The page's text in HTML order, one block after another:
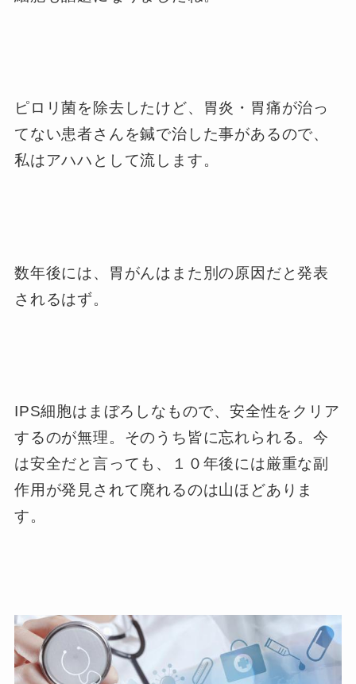
ピロリ菌を除去したけど、胃炎・胃痛が治っ
てない患者さんを鍼で治した事があるので、
私はアハハとして流します。
数年後には、胃がんはまた別の原因だと発表
されるはず。
IPS細胞はまぼろしなもので、安全性をクリア
するのが無理。そのうち皆に忘れられる。今
は安全だと言っても、１０年後には厳重な副
作用が発見されて廃れるのは山ほどありま
す。